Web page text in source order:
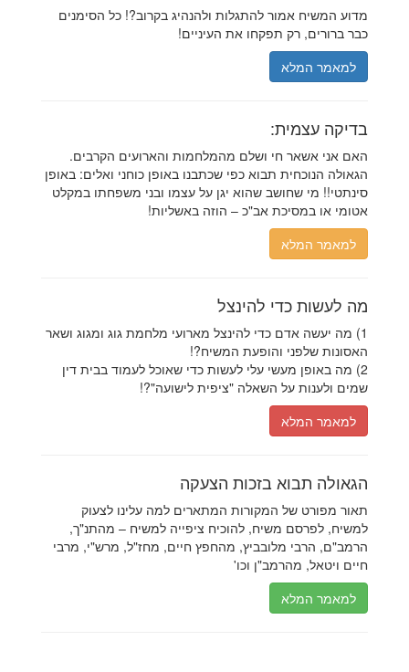
מדוע המשיח אמור להתגלות ולהנהיג בקרוב?! כל הסימנים
כבר ברורים, רק תפקחו את העיניים!
למאמר המלא
בדיקה עצמית:
האם אני אשאר חי ושלם מהמלחמות והארועים הקרבים.
הגאולה הנוכחית תבוא כפי שכתבנו באופן כוחני ואלים: באופן
סינתטי!! מי שחושב שהוא יגן על עצמו ובני משפחתו במקלט
אטומי או במסיכת אב"כ – הוזה באשליות!
למאמר המלא
מה לעשות כדי להינצל
1) מה יעשה אדם כדי להינצל מארועי מלחמת גוג ומגוג ושאר
האסונות שלפני והופעת המשיח?!
2) מה באופן מעשי עלי לעשות כדי שאוכל לעמוד בבית דין
שמים ולענות על השאלה "ציפית לישועה"?!
למאמר המלא
הגאולה תבוא בזכות הצעקה
תאור מפורט של המקורות המתארים למה עלינו לצעוק
למשיח, לפרסם משיח, להוכיח ציפייה למשיח – מהתנ"ך,
הרמב"ם, הרבי מלובביץ, מהחפץ חיים, מחז"ל, מרש"י, מרבי
חיים ויטאל, מהרמב"ן וכו'
למאמר המלא